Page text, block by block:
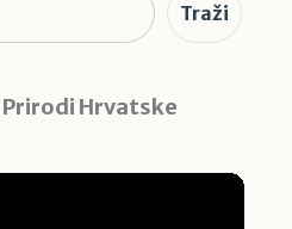
Traži
Hrvatske